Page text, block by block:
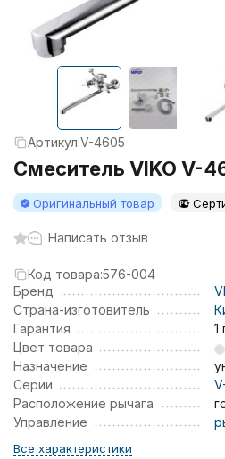
Артикул:V-4605
Смеситель VIKO V-
Оригинальный товар
Написать отзыв
Код товара:576-004
Бренд
Страна-изготовитель
Гарантия
1
Цвет товара
Назначение
Серии
Расположение рычага
Управление
Все характеристики